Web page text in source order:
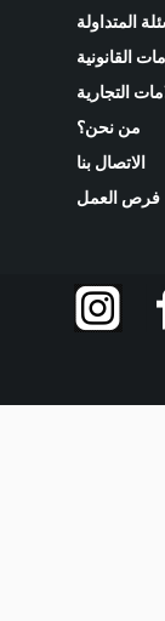
نحن؟
بنا